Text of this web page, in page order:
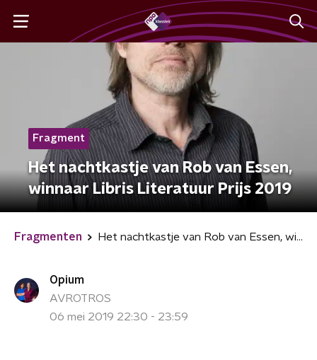
Fragment
Het nachtkastje van Rob van Essen,
winnaar Libris Literatuur Prijs 2019
Fragmenten Het nachtkastje van Rob van Essen, winnaar Libris Literatuur Prijs 2019
Opium
AVROTROS
06 mei 2019 22:30 - 23:59